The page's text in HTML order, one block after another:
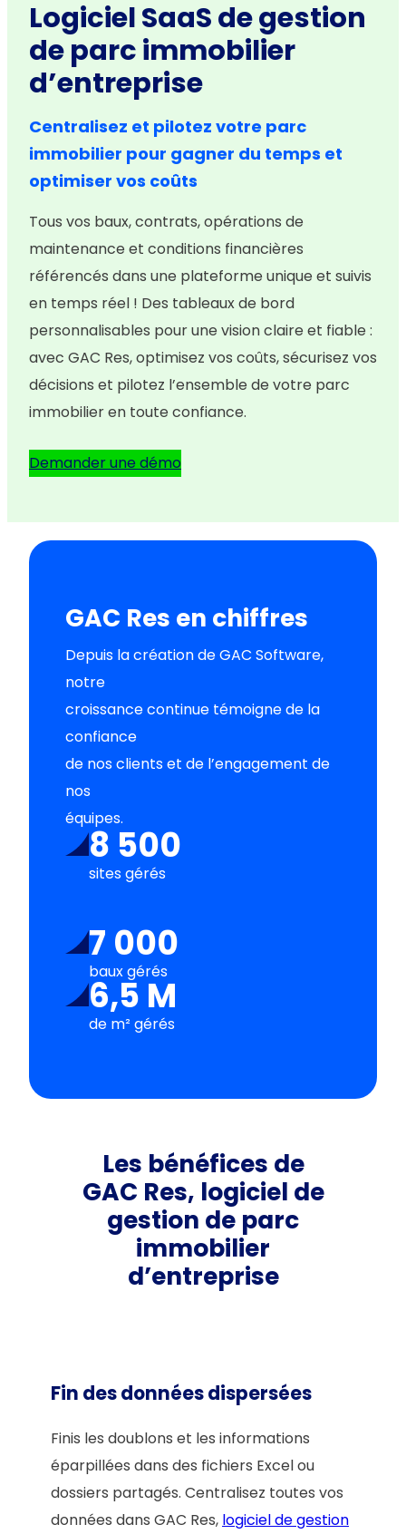
Logiciel SaaS de gestion
de parc immobilier
d’entreprise
Centralisez et pilotez votre parc
immobilier pour gagner du temps et
optimiser vos coûts
Tous vos baux, contrats, opérations de
maintenance et conditions financières
référencés dans une plateforme unique et suivis
en temps réel ! Des tableaux de bord
personnalisables pour une vision claire et fiable :
avec GAC Res, optimisez vos coûts, sécurisez vos
décisions et pilotez l’ensemble de votre parc
immobilier en toute confiance.
Demander une démo
GAC Res en chiffres
Depuis la création de GAC Software,
notre
croissance continue témoigne de la
confiance
de nos clients et de l’engagement de
nos
équipes.
8 500
sites gérés
7 000
baux gérés
6,5 M
de m² gérés
Les bénéfices de
GAC Res, logiciel de
gestion de parc
immobilier
d’entreprise
Fin des données dispersées
Finis les doublons et les informations
éparpillées dans des fichiers Excel ou
dossiers partagés. Centralisez toutes vos
données dans GAC Res, logiciel de gestion